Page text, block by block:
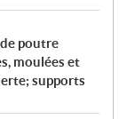
poutre
moulées et
supports